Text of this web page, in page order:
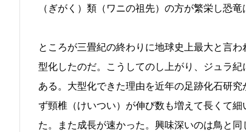
（ぎがく）類（ワニの祖先）の方が繁栄し恐
ところが三畳紀の終わりに地球史上最大と言
型化したのだ。こうしてのし上がり、ジュラ
ある。大型化できた理由を近年の足跡化石研
ず頸椎（けいつい）が伸び数も増えて長くて
た。また成長が速かった。興味深いのは鳥と